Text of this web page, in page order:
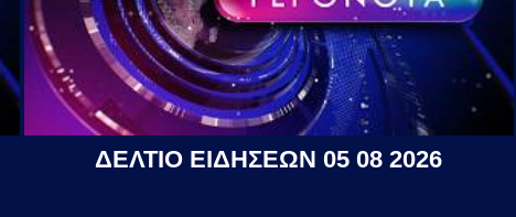
ΔΕΛΤΙΟ ΕΙΔΗΣΕΩΝ 05 08 2026